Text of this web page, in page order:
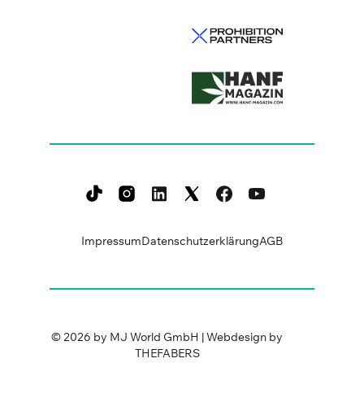
ImpressumDatenschutzerklärungAGB
©2026 by MJ World GmbH | Webdesign by
THEFABERS